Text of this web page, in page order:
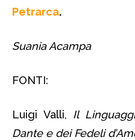
Petrarca.
Suania Acampa
FONTI:
Luigi Valli, Il
Dante e dei Fedeli